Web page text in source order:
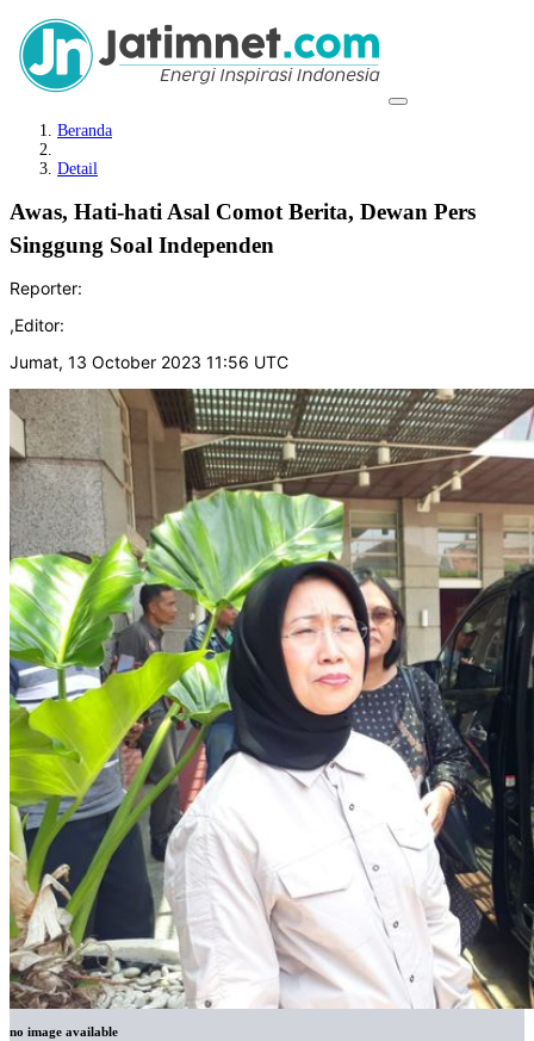
Beranda
Detail
Awas, Hati-hati Asal Comot Berita, Dewan Pers
Singgung Soal Independen
Reporter:
,Editor:
Jumat, 13 October 2023 11:56 UTC
no image available